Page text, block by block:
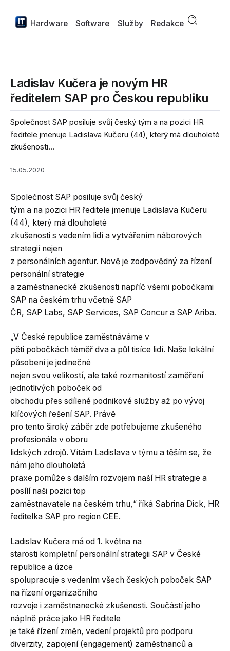
Hardware Software Služby Redakce
Ladislav Kučera je novým HR
ředitelem SAP pro Českou republiku
Společnost SAP posiluje svůj český tým a na pozici HR
ředitele jmenuje Ladislava Kučeru (44), který má dlouholeté
zkušenosti...
15.05.2020
Společnost SAP posiluje svůj český
tým a na pozici HR ředitele jmenuje Ladislava Kučeru
(44), který má dlouholeté
zkušenosti s vedením lidí a vytvářením náborových
strategií nejen
z personálních agentur. Nově je zodpovědný za řízení
personální strategie
a zaměstnanecké zkušenosti napříč všemi pobočkami
SAP na českém trhu včetně SAP
ČR, SAP Labs, SAP Services, SAP Concur a SAP Ariba.
„V České republice zaměstnáváme v
pěti pobočkách téměř dva a půl tisíce lidí. Naše lokální
působení je jedinečné
nejen svou velikostí, ale také rozmanitostí zaměření
jednotlivých poboček od
obchodu přes sdílené podnikové služby až po vývoj
klíčových řešení SAP. Právě
pro tento široký záběr zde potřebujeme zkušeného
profesionála v oboru
lidských zdrojů. Vítám Ladislava v týmu a těším se, že
nám jeho dlouholetá
praxe pomůže s dalším rozvojem naší HR strategie a
posílí naši pozici top
zaměstnavatele na českém trhu,“ říká Sabrina Dick, HR
ředitelka SAP pro region CEE.
Ladislav Kučera má od 1. května na
starosti kompletní personální strategii SAP v České
republice a úzce
spolupracuje s vedením všech českých poboček SAP
na řízení organizačního
rozvoje i zaměstnanecké zkušenosti. Součástí jeho
náplně práce jako HR ředitele
je také řízení změn, vedení projektů pro podporu
diverzity, zapojení (engagement) zaměstnanců a